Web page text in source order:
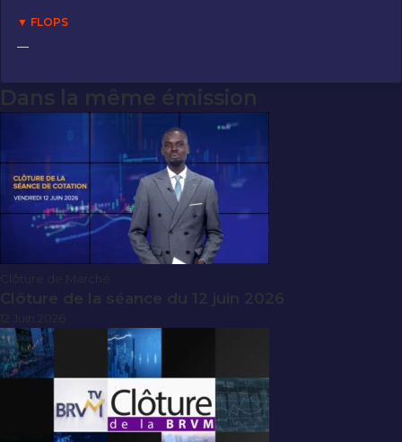
▼ FLOPS
—
Dans la même émission
Clôture de la séance du 12 juin 2026